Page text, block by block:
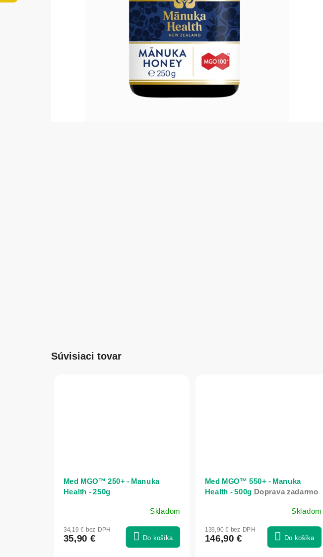
Súvisiaci tovar
Med MGO™ 250+ - Manuka
Health - 250g
produktu
Skladom
34,19 € bez DPH
35,90 € Do košíka
Med MGO™ 550+ - Manuka
Health - 500g Doprava zadarmo
produktu
Skladom
139,90 € bez DPH
146,90 € Do košíka